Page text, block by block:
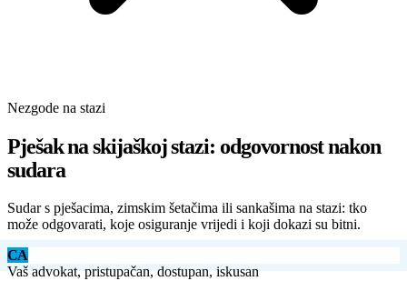
Nezgode na stazi
Pješak na skijaškoj stazi: odgovornost nakon
sudara
Sudar s pješacima, zimskim šetačima ili sankašima na stazi: tko
može odgovarati, koje osiguranje vrijedi i koji dokazi su bitni.
CA
Vaš advokat, pristupačan, dostupan, iskusan